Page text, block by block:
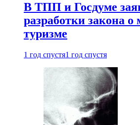
В ТПП и Госдуме
разработки закона
туризме
1 год спустя1 год спустя